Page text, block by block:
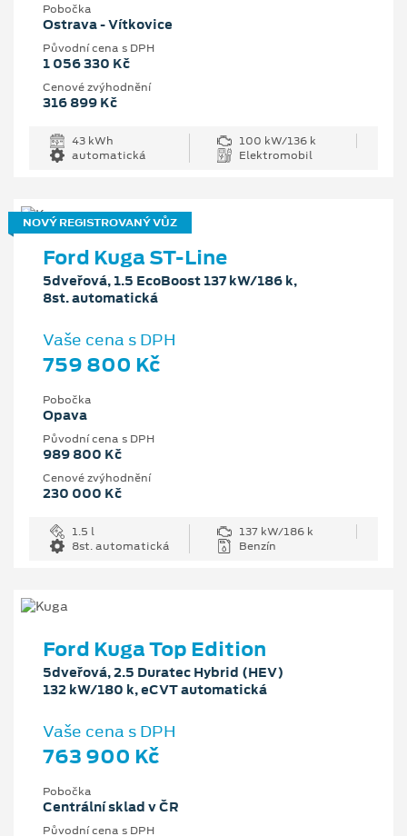
Pobočka
Ostrava - Vítkovice
Původní cena s DPH
1 056 330 Kč
Cenové zvýhodnění
316 899 Kč
43 kWh
100 kW/136 k
automatická
Elektromobil
NOVÝ REGISTROVANÝ VŮZ
Ford Kuga ST-Line
5dveřová, 1.5 EcoBoost 137 kW/186 k,
8st. automatická
Vaše cena s DPH
759 800 Kč
Pobočka
Opava
Původní cena s DPH
989 800 Kč
Cenové zvýhodnění
230 000 Kč
1.5 l
137 kW/186 k
8st. automatická
Benzín
Ford Kuga Top Edition
5dveřová, 2.5 Duratec Hybrid (HEV)
132 kW/180 k, eCVT automatická
Vaše cena s DPH
763 900 Kč
Pobočka
Centrální sklad v ČR
Původní cena s DPH